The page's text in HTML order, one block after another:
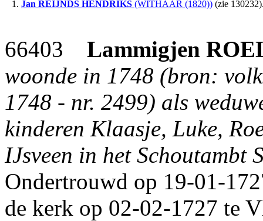
1. Jan REIJNDS HENDRIKS (WITHAAR (1820)) (zie
66403 Lammigjen
woonde in 1748 (bron:
1748 - nr. 2499) als
kinderen Klaasje, Luke,
IJsveen in het Schoutambt
Ondertrouwd op 19-01-
de kerk op 02-02-1727 te